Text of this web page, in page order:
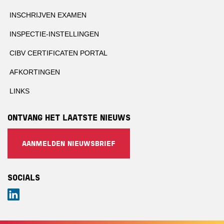
INSCHRIJVEN EXAMEN
INSPECTIE-INSTELLINGEN
CIBV CERTIFICATEN PORTAL
AFKORTINGEN
LINKS
ONTVANG HET LAATSTE NIEUWS
AANMELDEN NIEUWSBRIEF
SOCIALS